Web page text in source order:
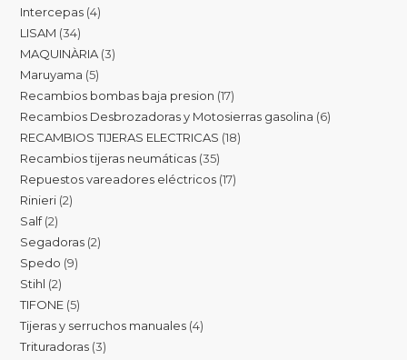
Intercepas 4
LISAM 34
MAQUINÀRIA 3
Maruyama 5
Recambios bombas baja presion 17
Recambios Desbrozadoras y Motosierras gasolina 6
RECAMBIOS TIJERAS ELECTRICAS 18
Recambios tijeras neumáticas 35
Repuestos vareadores eléctricos 17
Rinieri 2
Salf 2
Segadoras 2
Spedo 9
Stihl 2
TIFONE 5
Tijeras y serruchos manuales 4
Trituradoras 3